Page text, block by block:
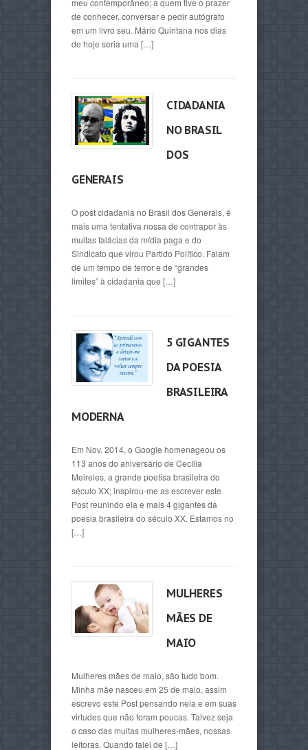
meu contemporâneo; a quem tive o prazer
de conhecer, conversar e pedir autógrafo
em um livro seu. Mário Quintana nos dias
de hoje seria uma […]
CIDADANIA
NO BRASIL
DOS
GENERAIS
O post cidadania no Brasil dos Generais, é
mais uma tentativa nossa de contrapor às
muitas falácias da mídia paga e do
Sindicato que virou Partido Político. Falam
de um tempo de terror e de “grandes
limites” à cidadania que […]
5 GIGANTES
DA POESIA
BRASILEIRA
MODERNA
Em Nov. 2014, o Google homenageou os
113 anos do aniversário de Cecília
Meireles, a grande poetisa brasileira do
século XX; inspirou-me as escrever este
Post reunindo ela e mais 4 gigantes da
poesia brasileira do século XX. Estamos no
[…]
MULHERES
MÃES DE
MAIO
Mulheres mães de maio, são tudo bom.
Minha mãe nasceu em 25 de maio, assim
escrevo este Post pensando nela e em suas
virtudes que não foram poucas. Talvez seja
o caso das muitas mulheres-mães, nossas
leitoras. Quando falei de […]